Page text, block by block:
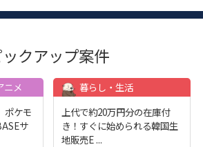
ックアップ案件
ニメ
ポケモ
サ
暮らし・生活
上代で約20万円分の在庫付
き！すぐに始められる韓国生
地販売E ...